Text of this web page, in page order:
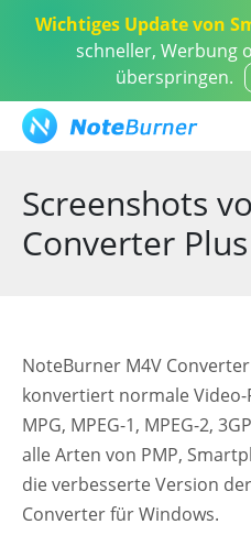
Wichtiges Update von
schneller, Werbung
überspringen.
Screenshots
Converter
NoteBurner M4V
konvertiert normale Video-
MPG, MPEG-1, MPEG-2,
alle Arten von PMP,
die verbesserte Version
Converter für Windows.